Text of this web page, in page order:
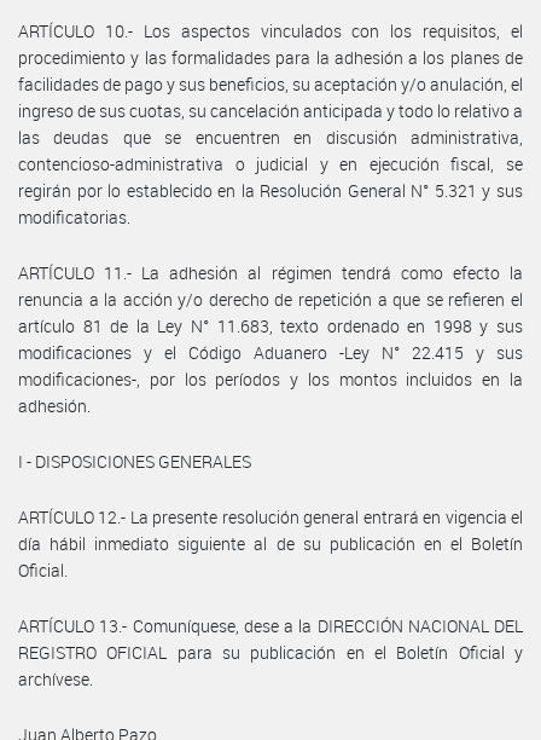
ARTÍCULO 10.- Los aspectos vinculados con los requisitos, el
procedimiento y las formalidades para la adhesión a los planes de
facilidades de pago y sus beneficios, su aceptación y/o anulación, el
ingreso de sus cuotas, su cancelación anticipada y todo lo relativo a
las deudas que se encuentren en discusión administrativa,
contencioso-administrativa o judicial y en ejecución fiscal, se
regirán por lo establecido en la Resolución General N° 5.321 y sus
modificatorias.
ARTÍCULO 11.- La adhesión al régimen tendrá como efecto la
renuncia a la acción y/o derecho de repetición a que se refieren el
artículo 81 de la Ley N° 11.683, texto ordenado en 1998 y sus
modificaciones y el Código Aduanero -Ley N° 22.415 y sus
modificaciones-, por los períodos y los montos incluidos en la
adhesión.
I - DISPOSICIONES GENERALES
ARTÍCULO 12.- La presente resolución general entrará en vigencia el
día hábil inmediato siguiente al de su publicación en el Boletín
Oficial.
ARTÍCULO 13.- Comuníquese, dese a la DIRECCIÓN NACIONAL DEL
REGISTRO OFICIAL para su publicación en el Boletín Oficial y
archívese.
Juan Alberto Pazo